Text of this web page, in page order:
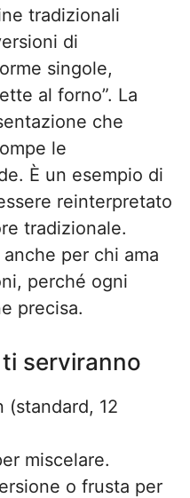
tradizionali
di
singole,
al forno”. La
che
le
È un esempio di
reinterpretato
tradizionale.
per chi ama
perché ogni
precisa.
serviranno
(standard, 12
miscelare.
o frusta per